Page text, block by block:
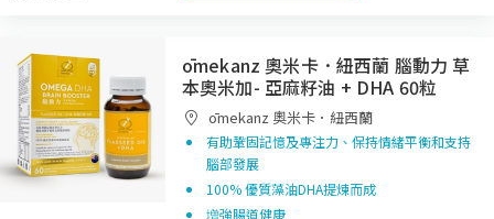
ōmekanz 奧米卡．紐西蘭 腦動力 草
本奧米加- 亞麻籽油 + DHA 60粒
ōmekanz 奧米卡．紐西蘭
有助鞏固記憶及專注力、保持情緒平衡和支持
腦部發展
100% 優質藻油DHA提煉而成
増強腸道健康